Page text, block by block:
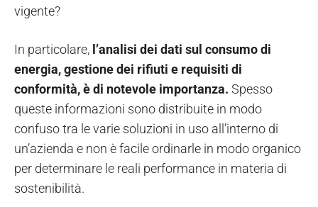
vigente?
In particolare, l’analisi dei dati sul consumo di
energia, gestione dei rifiuti e requisiti di
conformità, è di notevole importanza. Spesso
queste informazioni sono distribuite in modo
confuso tra le varie soluzioni in uso all’interno di
un’azienda e non è facile ordinarle in modo organico
per determinare le reali performance in materia di
sostenibilità.